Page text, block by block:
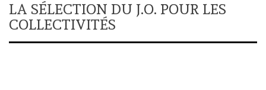
LA SÉLECTION DU J.O. POUR LES
COLLECTIVITÉS